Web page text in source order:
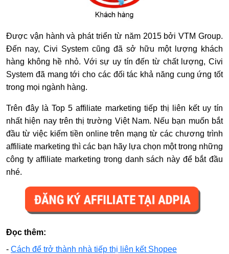
Được vận hành và phát triển từ năm 2015 bởi VTM Group.
Đến nay, Civi System cũng đã sở hữu một lượng khách
hàng không hề nhỏ. Với sự uy tín đến từ chất lượng, Civi
System đã mang tới cho các đối tác khả năng cung ứng tốt
trong mọi ngành hàng.
Trên đây là Top 5 affiliate marketing tiếp thị liên kết uy tín
nhất hiện nay trên thị trường Việt Nam. Nếu bạn muốn bắt
đầu từ việc kiếm tiền online trên mạng từ các chương trình
affiliate marketing thì các bạn hãy lựa chọn một trong những
công ty affiliate marketing trong danh sách này để bắt đầu
nhé.
Đọc thêm:
- Cách để trở thành nhà tiếp thị liên kết Shopee